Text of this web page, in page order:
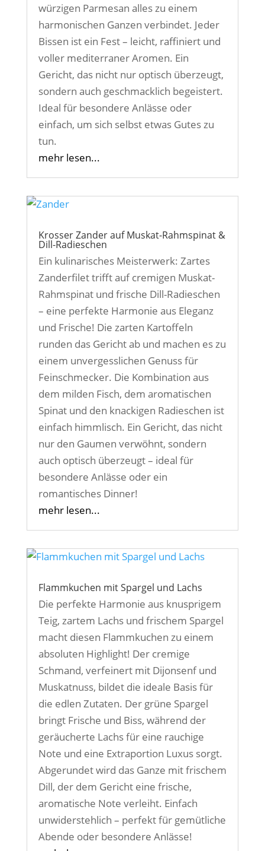
würzigen Parmesan alles zu einem
harmonischen Ganzen verbindet. Jeder
Bissen ist ein Fest – leicht, raffiniert und
voller mediterraner Aromen. Ein
Gericht, das nicht nur optisch überzeugt,
sondern auch geschmacklich begeistert.
Ideal für besondere Anlässe oder
einfach, um sich selbst etwas Gutes zu
tun.
mehr lesen...
Krosser Zander auf Muskat-Rahmspinat &
Dill-Radieschen
Ein kulinarisches Meisterwerk: Zartes
Zanderfilet trifft auf cremigen Muskat-
Rahmspinat und frische Dill-Radieschen
– eine perfekte Harmonie aus Eleganz
und Frische! Die zarten Kartoffeln
runden das Gericht ab und machen es zu
einem unvergesslichen Genuss für
Feinschmecker. Die Kombination aus
dem milden Fisch, dem aromatischen
Spinat und den knackigen Radieschen ist
einfach himmlisch. Ein Gericht, das nicht
nur den Gaumen verwöhnt, sondern
auch optisch überzeugt – ideal für
besondere Anlässe oder ein
romantisches Dinner!
mehr lesen...
Flammkuchen mit Spargel und Lachs
Die perfekte Harmonie aus knusprigem
Teig, zartem Lachs und frischem Spargel
macht diesen Flammkuchen zu einem
absoluten Highlight! Der cremige
Schmand, verfeinert mit Dijonsenf und
Muskatnuss, bildet die ideale Basis für
die edlen Zutaten. Der grüne Spargel
bringt Frische und Biss, während der
geräucherte Lachs für eine rauchige
Note und eine Extraportion Luxus sorgt.
Abgerundet wird das Ganze mit frischem
Dill, der dem Gericht eine frische,
aromatische Note verleiht. Einfach
unwiderstehlich – perfekt für gemütliche
Abende oder besondere Anlässe!